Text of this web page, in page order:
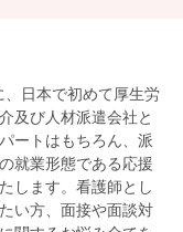
、日本で初めて厚生労
及び人材派遣会社と
ートはもちろん、派
就業形態である応援
します。看護師とし
い方、面接や面談対